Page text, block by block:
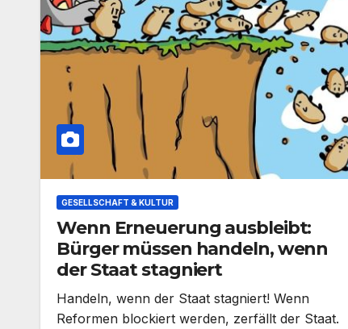
GESELLSCHAFT & KULTUR
Wenn Erneuerung ausbleibt:
Bürger müssen handeln, wenn
der Staat stagniert
Handeln, wenn der Staat stagniert! Wenn
Reformen blockiert werden, zerfällt der Staat.